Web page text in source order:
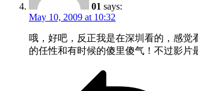
01 says:
May 10, 2009 at 10:32
哦，好吧，反正我是在深圳看的，感
的任性和有时候的傻里傻气！不过影片